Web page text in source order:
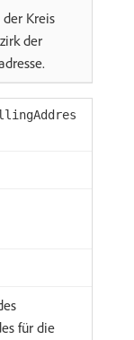
Kreis
der
für die